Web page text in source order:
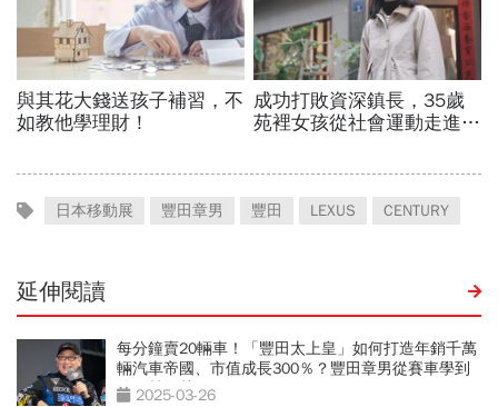
日本移動展 豐田章男 豐田 LEXUS CENTURY
延伸閱讀
每分鐘賣20輛車！「豐田太上皇」如何打造年銷千萬
輛汽車帝國、市值成長300％？豐田章男從賽車學到
的經營智慧
2025-03-26